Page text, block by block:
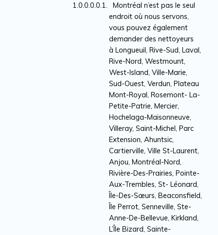
Montréal n’est pas le seul
endroit où nous servons,
vous pouvez également
demander des nettoyeurs
à Longueuil, Rive-Sud, Laval,
Rive-Nord, Westmount,
West-Island, Ville-Marie,
Sud-Ouest, Verdun, Plateau
Mont-Royal, Rosemont- La-
Petite-Patrie, Mercier,
Hochelaga-Maisonneuve,
Villeray, Saint-Michel, Parc
Extension, Ahuntsic,
Cartierville, Ville St-Laurent,
Anjou, Montréal-Nord,
Rivière-Des-Prairies, Pointe-
Aux-Trembles, St- Léonard,
Île-Des-Sœurs, Beaconsfield,
Île Perrot, Senneville, Ste-
Anne-De-Bellevue, Kirkland,
L’Île Bizard, Sainte-